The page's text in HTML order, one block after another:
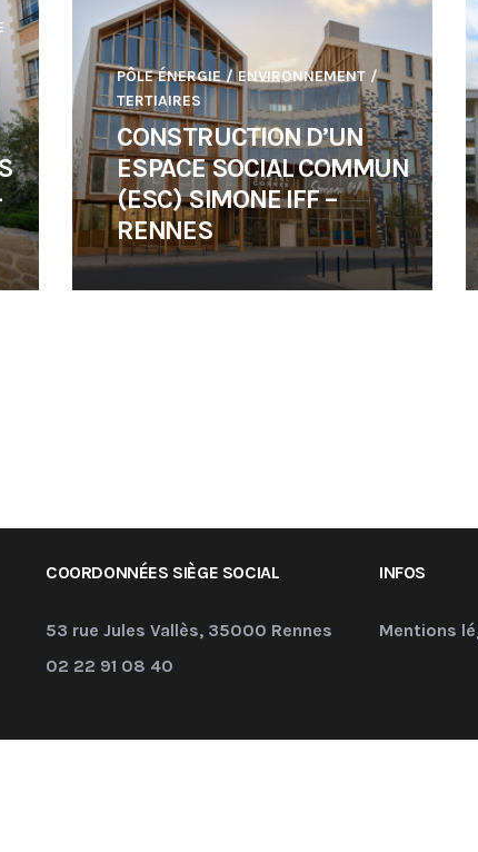
PÔLE ÉNERGIE / ENVIRONNEMENT /
TERTIAIRES
CONSTRUCTION D’UN
ESPACE SOCIAL COMMUN
(ESC) SIMONE IFF –
RENNES
COORDONNÉES SIÈGE SOCIAL
53 rue Jules Vallès, 35000 Rennes
02 22 91 08 40
INFOS
Mentions